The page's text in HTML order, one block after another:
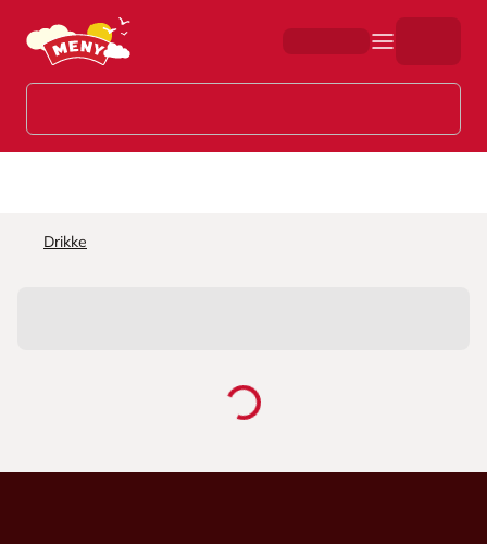
Hopp til hovedinnhold
Drikke